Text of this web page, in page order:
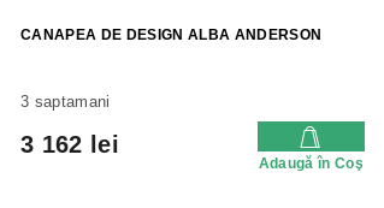
CANAPEA DE DESIGN ALBA ANDERSON
3 saptamani
3 162 lei
Adaugă în Coş